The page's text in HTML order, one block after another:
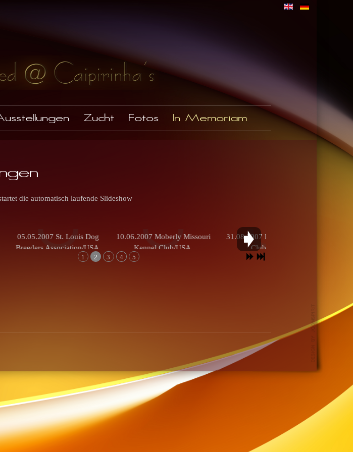
Zucht Fotos In Memoriam
die automatisch laufende Slideshow
05.05.2007 St. Louis Dog
Association/USA.
10.06.2007 Moberly Missouri
Kennel Club/USA.
31.08.2007 Bayou Kennel
Club/USA.
1 2 3 4 5